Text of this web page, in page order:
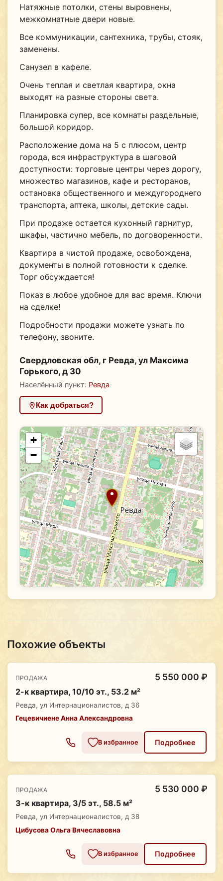
Натяжные потолки, стены выровнены,
межкомнатные двери новые.
Все коммуникации, сантехника, трубы, стояк,
заменены.
Санузел в кафеле.
Очень теплая и светлая квартира, окна
выходят на разные стороны света.
Планировка супер, все комнаты раздельные,
большой коридор.
Расположение дома на 5 с плюсом, центр
города, вся инфраструктура в шаговой
доступности: торговые центры через дорогу,
множество магазинов, кафе и ресторанов,
остановка общественного и междугороднего
транспорта, аптека, школы, детские сады.
При продаже остается кухонный гарнитур,
шкафы, частично мебель, по договоренности.
Квартира в чистой продаже, освобождена,
документы в полной готовности к сделке.
Торг обсуждается!
Показ в любое удобное для вас время. Ключи
на сделке!
Подробности продажи можете узнать по
телефону, звоните.
Свердловская обл, г Ревда, ул Максима
Горького, д 30
Населённый пункт: Ревда
Как добраться?
+
−
Похожие объекты
ПРОДАЖА 5 550 000 ₽
2-к квартира, 10/10 эт., 53.2 м²
Ревда, ул Интернационалистов, д 36
Гецевичиене Анна Александровна
В избранное Подробнее
ПРОДАЖА 5 530 000 ₽
3-к квартира, 3/5 эт., 58.5 м²
Ревда, ул Интернационалистов, д 38
Цибусова Ольга Вячеславовна
В избранное Подробнее